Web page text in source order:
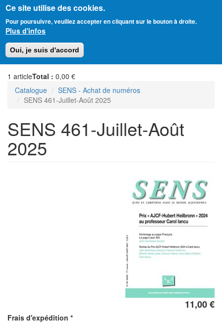
Ce site utilise des cookies.
Pour poursuivre, veuillez accepter en cliquant sur le bouton à droite.
Plus d'infos
Oui, je suis d'accord
au
contenu
principal
Amitié Judéo-Chrétienne de France
1 articleTotal : 0,00 €
Catalogue
SENS - Achat de numéros
SENS 461-Juillet-Août 2025
SENS 461-Juillet-Août
2025
11,00 €
Frais d'expédition *